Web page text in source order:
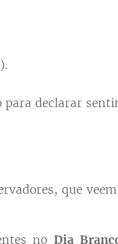
para declarar
que
no Dia